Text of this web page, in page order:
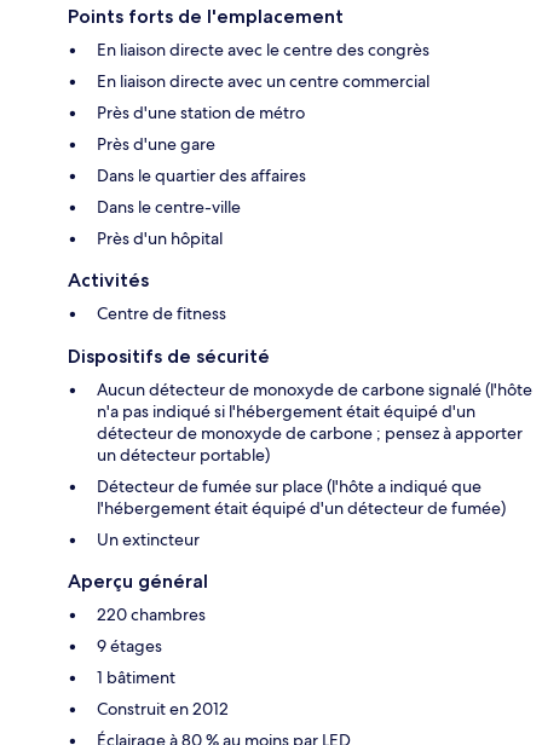
Points forts de l'emplacement
En liaison directe avec le centre des congrès
En liaison directe avec un centre commercial
Près d'une station de métro
Près d'une gare
Dans le quartier des affaires
Dans le centre-ville
Près d'un hôpital
Activités
Centre de fitness
Dispositifs de sécurité
Aucun détecteur de monoxyde de carbone signalé (l'hôte
n'a pas indiqué si l'hébergement était équipé d'un
détecteur de monoxyde de carbone ; pensez à apporter
un détecteur portable)
Détecteur de fumée sur place (l'hôte a indiqué que
l'hébergement était équipé d'un détecteur de fumée)
Un extincteur
Aperçu général
220 chambres
9 étages
1 bâtiment
Construit en 2012
Éclairage à 80 % au moins par LED